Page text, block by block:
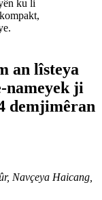
ku li
an lîsteya
nameyek ji
demjimêran
Navçeya Haicang,